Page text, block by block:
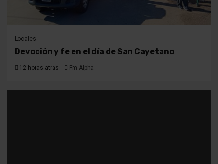
Locales
Devoción y fe en el día de San Cayetano
12 horas atrás Fm Alpha